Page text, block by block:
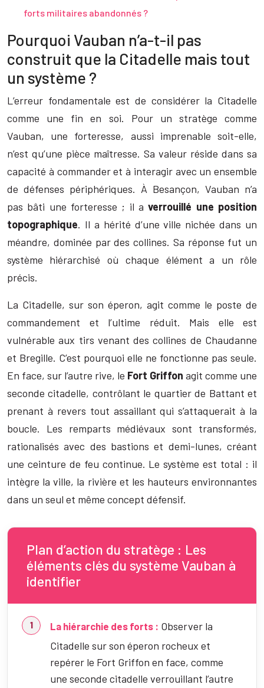
forts militaires abandonnés ?
Pourquoi Vauban n’a-t-il pas
construit que la Citadelle mais tout
un système ?
L’erreur fondamentale est de considérer la Citadelle
comme une fin en soi. Pour un stratège comme
Vauban, une forteresse, aussi imprenable soit-elle,
n’est qu’une pièce maîtresse. Sa valeur réside dans sa
capacité à commander et à interagir avec un ensemble
de défenses périphériques. À Besançon, Vauban n’a
pas bâti une forteresse ; il averrouillé une position
topographique. Il a hérité d’une ville nichée dans un
méandre, dominée par des collines. Sa réponse fut un
système hiérarchisé où chaque élément a un rôle
précis.
La Citadelle, sur son éperon, agit comme le poste de
commandement et l’ultime réduit. Mais elle est
vulnérable aux tirs venant des collines de Chaudanne
et Bregille. C’est pourquoi elle ne fonctionne pas seule.
En face, sur l’autre rive, le Fort Griffon agit comme une
seconde citadelle, contrôlant le quartier de Battant et
prenant à revers tout assaillant qui s’attaquerait à la
boucle. Les remparts médiévaux sont transformés,
rationalisés avec des bastions et demi-lunes, créant
une ceinture de feu continue. Le système est total : il
intègre la ville, la rivière et les hauteurs environnantes
dans un seul et même concept défensif.
Plan d’action du stratège : Les
éléments clés du système Vauban à
identifier
La hiérarchie des forts : Observer la
Citadelle sur son éperon rocheux et
repérer le Fort Griffon en face, comme
une seconde citadelle verrouillant l’autre